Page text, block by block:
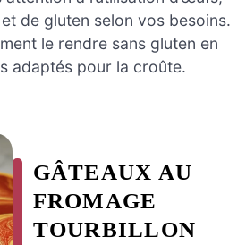
de gluten selon vos besoins.
le rendre sans gluten en
adaptés pour la croûte.
GÂTEAUX AU
FROMAGE
TOURBILLON